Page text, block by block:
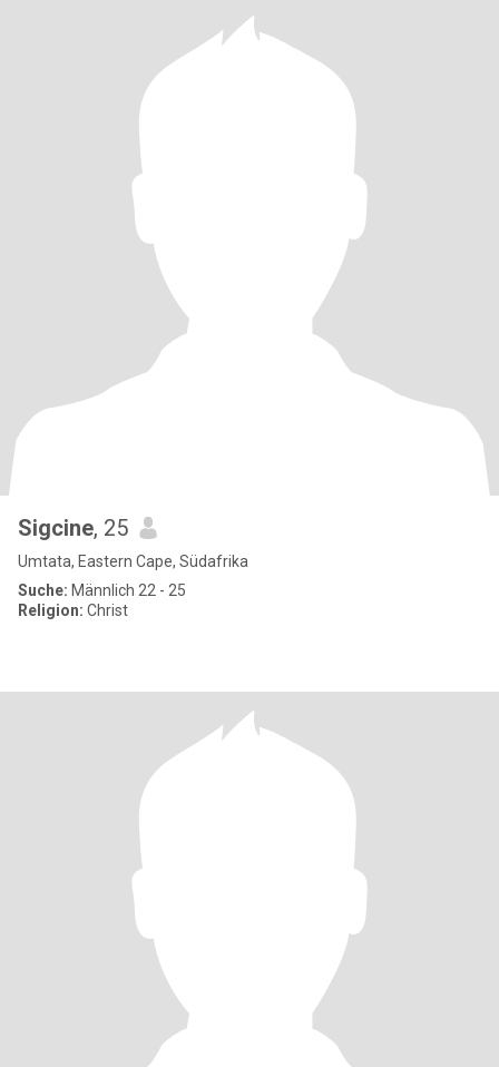
Sigcine, 25
Umtata, Eastern Cape, Südafrika
Suche: Männlich 22 - 25
Religion: Christ